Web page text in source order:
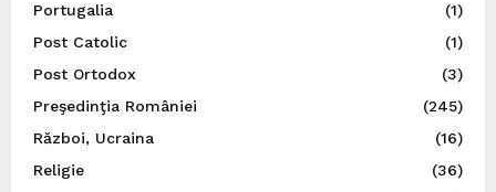
Portugalia
(1)
Post Catolic
(1)
Post Ortodox
(3)
Preşedinţia României
(245)
Război, Ucraina
(16)
Religie
(36)